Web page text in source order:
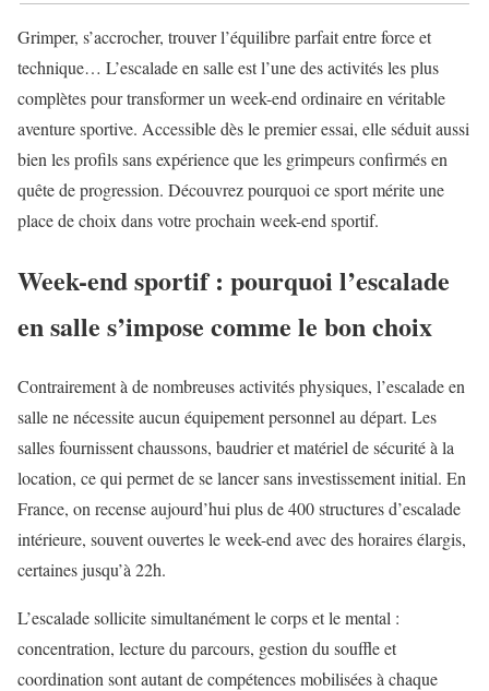
Grimper, s’accrocher, trouver l’équilibre parfait entre force et
technique… L’escalade en salle est l’une des activités les plus
complètes pour transformer un week-end ordinaire en véritable
aventure sportive. Accessible dès le premier essai, elle séduit aussi
bien les profils sans expérience que les grimpeurs confirmés en
quête de progression. Découvrez pourquoi ce sport mérite une
place de choix dans votre prochain week-end sportif.
Week-end sportif : pourquoi l’escalade
en salle s’impose comme le bon choix
Contrairement à de nombreuses activités physiques, l’escalade en
salle ne nécessite aucun équipement personnel au départ. Les
salles fournissent chaussons, baudrier et matériel de sécurité à la
location, ce qui permet de se lancer sans investissement initial. En
France, on recense aujourd’hui plus de 400 structures d’escalade
intérieure, souvent ouvertes le week-end avec des horaires élargis,
certaines jusqu’à 22h.
L’escalade sollicite simultanément le corps et le mental :
concentration, lecture du parcours, gestion du souffle et
coordination sont autant de compétences mobilisées à chaque